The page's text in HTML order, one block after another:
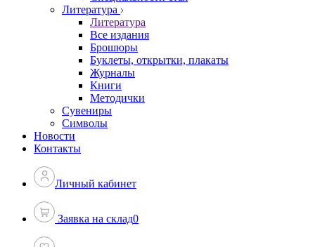
Литература
Литература
Все издания
Брошюры
Буклеты, открытки, плакаты
Журналы
Книги
Методички
Сувениры
Символы
Новости
Контакты
Личный кабинет
Заявка на склад0